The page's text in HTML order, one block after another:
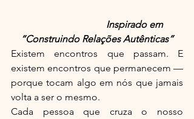
“Construindo Relações Autênticas”
Existem encontros que passam. E
existem encontros que permanecem —
porque tocam algo em nós que jamais
volta a ser o mesmo.
Cada pessoa que cruza o nosso